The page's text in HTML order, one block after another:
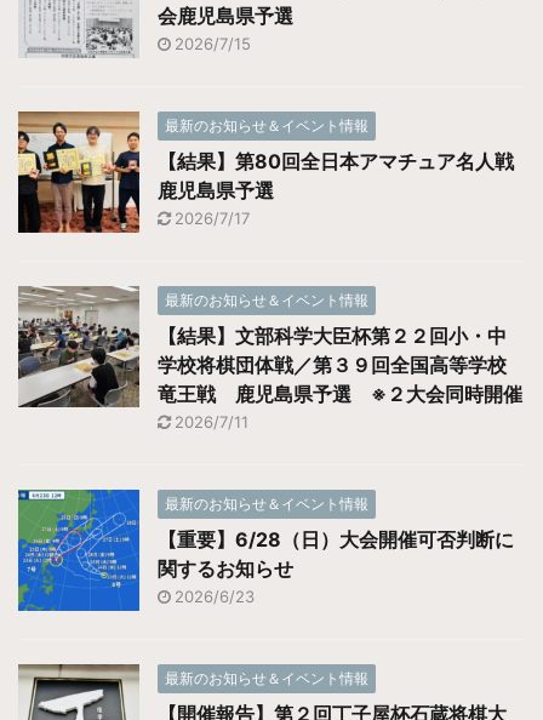
会鹿児島県予選
2026/7/15
最新のお知らせ＆イベント情報
【結果】第80回全日本アマチュア名人戦
鹿児島県予選
2026/7/17
最新のお知らせ＆イベント情報
【結果】文部科学大臣杯第２２回小・中
学校将棋団体戦／第３９回全国高等学校
竜王戦 鹿児島県予選 ※２大会同時開催
2026/7/11
最新のお知らせ＆イベント情報
【重要】6/28（日）大会開催可否判断に
関するお知らせ
2026/6/23
最新のお知らせ＆イベント情報
【開催報告】第２回丁子屋杯石蔵将棋大